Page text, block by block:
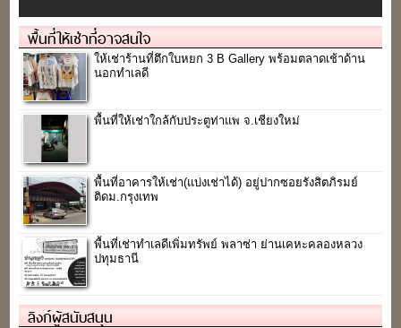
พื้นที่ให้เช่าที่อาจสนใจ
ให้เช่าร้านที่ตึกใบหยก 3 B Gallery พร้อมตลาดเช้าด้าน
นอกทำเลดี
พื้นที่ให้เช่าใกล้กับประตูท่าแพ จ.เชียงใหม่
พื้นที่อาคารให้เช่า(แบ่งเช่าได้) อยู่ปากซอยรังสิตภิรมย์
ติดม.กรุงเทพ
พื้นที่เช่าทำเลดีเพิ่มทรัพย์ พลาซ่า ย่านเคหะคลองหลวง
ปทุมธานี
ลิงก์ผู้สนับสนุน